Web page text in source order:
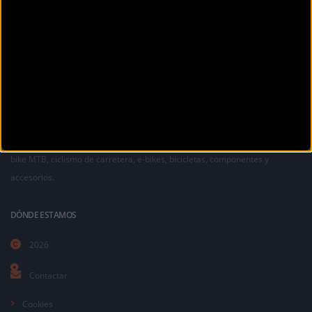
bike MTB, ciclismo de carretera, e-bikes, bicicletas, componentes y
accesorios.
DÓNDE ESTAMOS
2026
Contactar
Cookies